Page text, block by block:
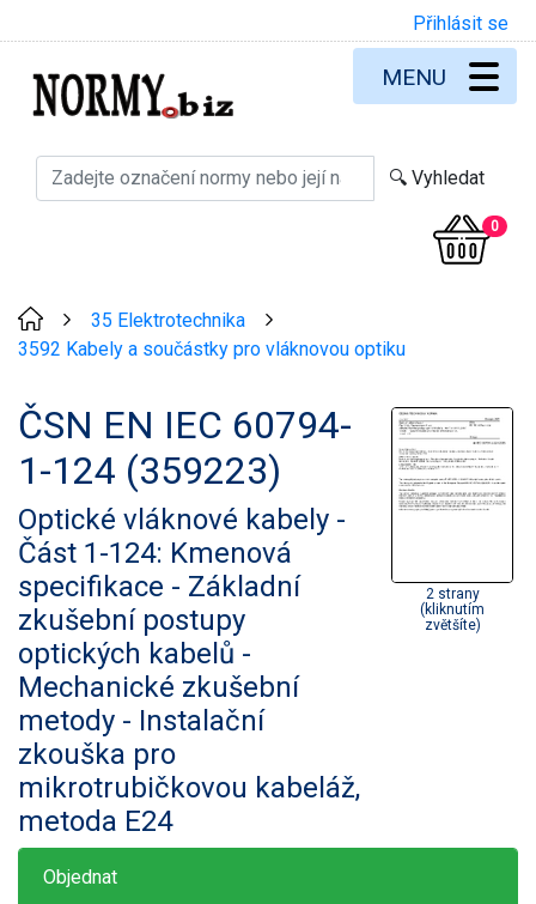
Přihlásit se
0
MENU
35 Elektrotechnika
3592 Kabely a součástky pro vláknovou optiku
ČSN EN IEC 60794-
1-124 (359223)
Optické vláknové kabely -
Část 1-124: Kmenová
specifikace - Základní
zkušební postupy
optických kabelů -
Mechanické zkušební
metody - Instalační
zkouška pro
mikrotrubičkovou kabeláž,
metoda E24
2 strany
(kliknutím
zvětšíte)
Objednat